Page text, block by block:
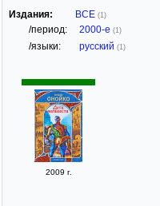
Издания: ВСЕ (1)
/период: 2000-е (1)
/языки: русский (1)
2009 г.